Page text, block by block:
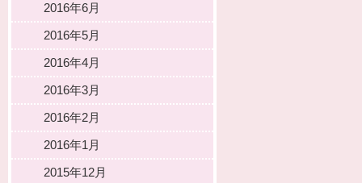
2016年6月
2016年5月
2016年4月
2016年3月
2016年2月
2016年1月
2015年12月